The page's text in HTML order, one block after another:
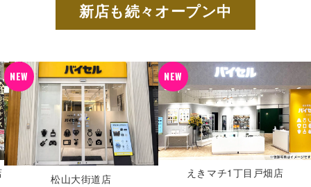
新店も続々オープン中
NEW
えきマチ1丁目戸畑店
NEW
あらたま橋店